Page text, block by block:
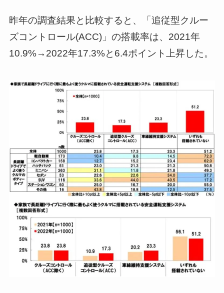
昨年の調査結果と比較すると、「追従型クルー
ズコントロール(ACC)」の搭載率は、2021年
10.9%→2022年17.3%と6.4ポイント上昇した。